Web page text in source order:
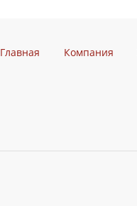
Главная Компания